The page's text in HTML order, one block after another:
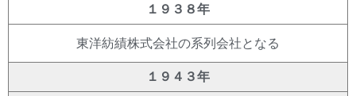
１９３８年
東洋紡績株式会社の系列会社となる
１９４３年